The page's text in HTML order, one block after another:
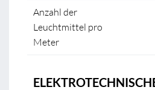
Anzahl der
Leuchtmittel pro
Meter